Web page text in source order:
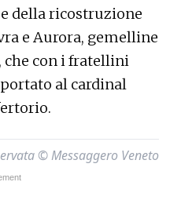
della ricostruzione
e Aurora, gemelline
che con i fratellini
al cardinal
© Messaggero Veneto